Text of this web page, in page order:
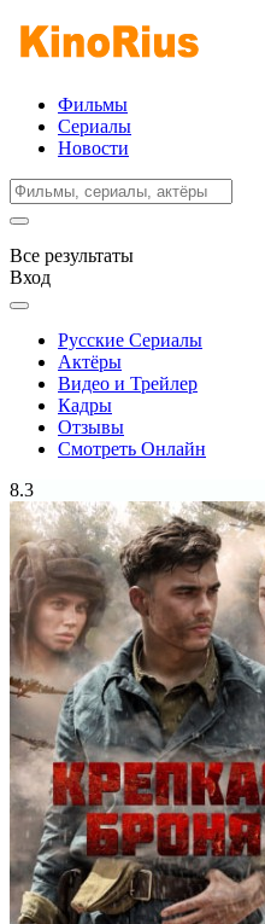
Фильмы
Сериалы
Новости
Все результаты
Вход
Русские Сериалы
Актёры
Видео и Трейлер
Кадры
Отзывы
Смотреть Онлайн
8.3